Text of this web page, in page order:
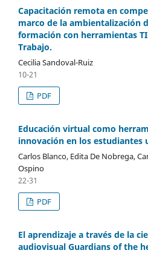
Capacitación remota en
marco de la ambientalización
formación con herramientas
Trabajo.
Cecilia Sandoval-Ruiz
10-21
PDF
Educación virtual como
innovación en los estudiantes
Carlos Blanco, Edita De Nobrega,
Ospino
22-31
PDF
El aprendizaje a través de la
audiovisual Guardians of the